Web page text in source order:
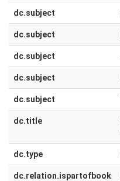
dc.subject
dc.subject
dc.subject
dc.subject
dc.subject
dc.title
dc.type
dc.relation.ispartofbook